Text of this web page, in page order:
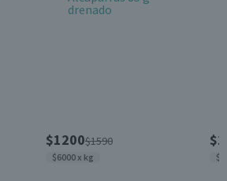
$1200$1590
$6000 x kg